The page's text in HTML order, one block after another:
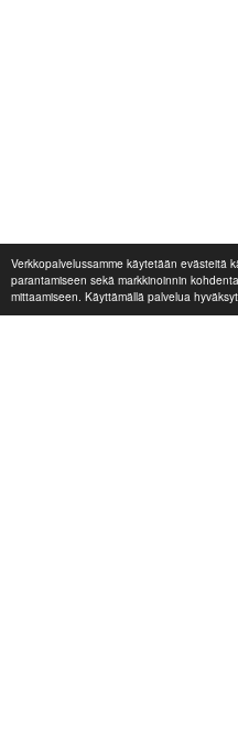
Verkkopalvelussamme käytetään evästeitä
parantamiseen sekä markkinoinnin
mittaamiseen. Käyttämällä palvelua